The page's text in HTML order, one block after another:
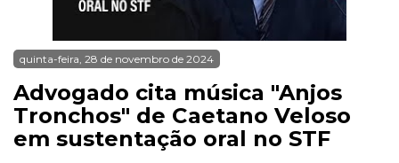
quinta-feira, 28 de novembro de 2024
Advogado cita música "Anjos
Tronchos" de Caetano Veloso
em sustentação oral no STF